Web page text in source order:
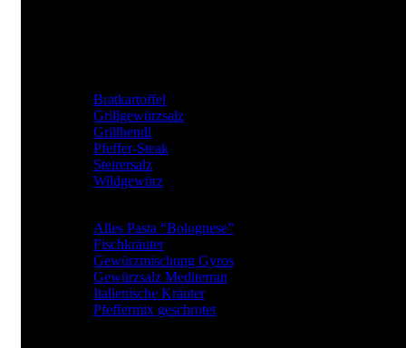
Bratkartoffel
Grillgewürzsalz
Grillhendl
Pfeffer-Steak
Steirersalz
Wildgewürz
Alles Pasta “Bolognese”
Fischkräuter
Gewürzmischung Gyros
Gewürzsalz Mediterran
Italienische Kräuter
Pfeffermix geschrotet